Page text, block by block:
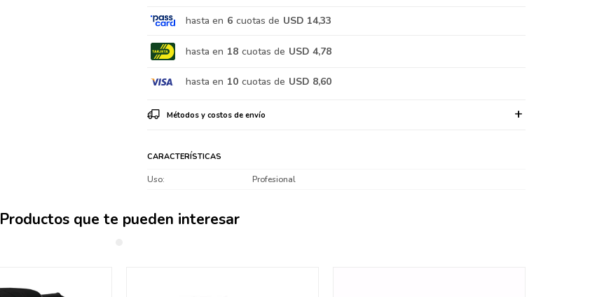
hasta en 6 cuotas de USD 14,33
hasta en 18 cuotas de USD 4,78
hasta en 10 cuotas de USD 8,60
Métodos y costos de envío
CARACTERÍSTICAS
Uso Profesional
Productos que te pueden interesar